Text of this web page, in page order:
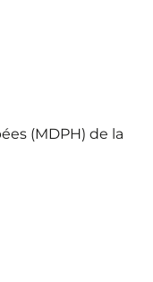
(MDPH) de la